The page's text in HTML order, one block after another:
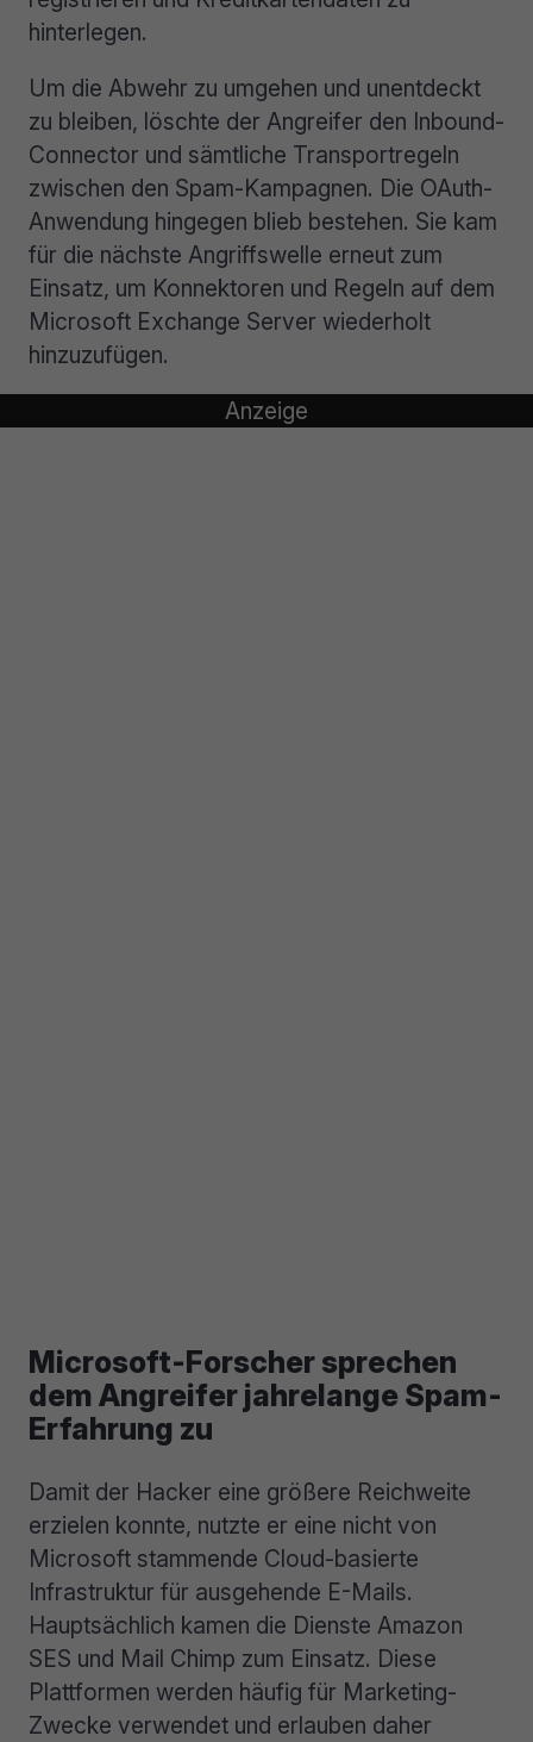
hinterlegen.
Um die Abwehr zu umgehen und unentdeckt
zu bleiben, löschte der Angreifer den Inbound-
Connector und sämtliche Transportregeln
zwischen den Spam-Kampagnen. Die OAuth-
Anwendung hingegen blieb bestehen. Sie kam
für die nächste Angriffswelle erneut zum
Einsatz, um Konnektoren und Regeln auf dem
Microsoft Exchange Server wiederholt
hinzuzufügen.
Microsoft-Forscher sprechen
dem Angreifer jahrelange Spam-
Erfahrung zu
Damit der Hacker eine größere Reichweite
erzielen konnte, nutzte er eine nicht von
Microsoft stammende Cloud-basierte
Infrastruktur für ausgehende E-Mails.
Hauptsächlich kamen die Dienste Amazon
SES und Mail Chimp zum Einsatz. Diese
Plattformen werden häufig für Marketing-
Zwecke verwendet und erlauben daher